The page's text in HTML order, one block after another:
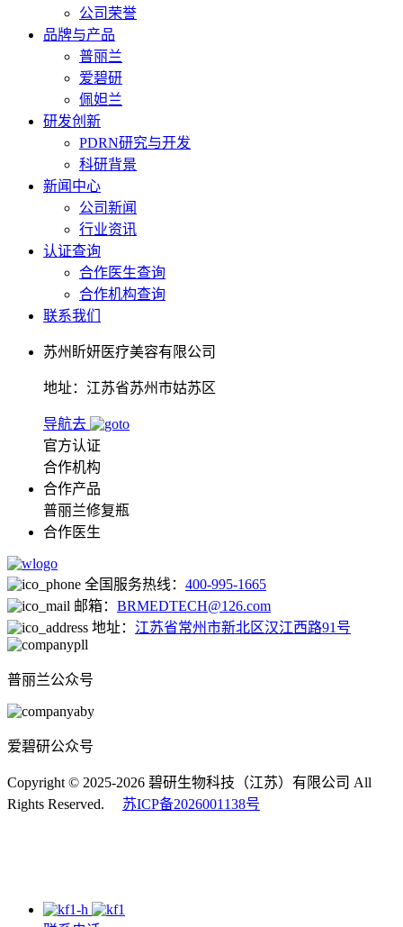
公司荣誉
品牌与产品
普丽兰
爱碧研
佩妲兰
研发创新
PDRN研究与开发
科研背景
新闻中心
公司新闻
行业资讯
认证查询
合作医生查询
合作机构查询
联系我们
苏州盺妍医疗美容有限公司
地址：江苏省苏州市姑苏区
导航去
官方认证
合作机构
合作产品
普丽兰修复瓶
合作医生
全国服务热线： 400-995-1665
邮箱： BRMEDTECH@126.com
地址： 江苏省常州市新北区汉江西路91号
普丽兰公众号
爱碧研公众号
Copyright © 2025-2026 碧研生物科技（江苏）有限公司 All
Rights Reserved. 苏ICP备2026001138号